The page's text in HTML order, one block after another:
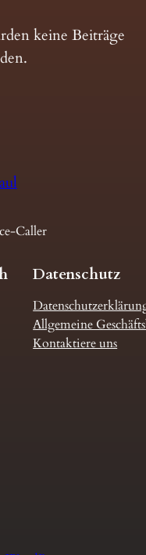
keine Beiträge
Caller
Datenschutz
Allgemeine
Kontaktiere uns